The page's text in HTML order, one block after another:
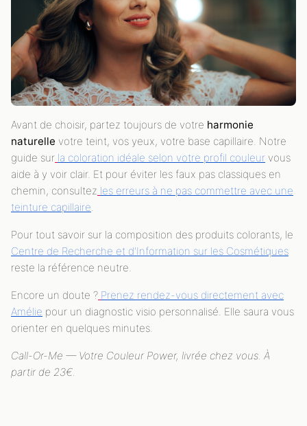
Avant de choisir, partez toujours de votre harmonie
naturelle votre teint, vos yeux, votre base capillaire. Notre
guide sur la coloration idéale selon votre profil couleur vous
aide à y voir clair. Et pour éviter les faux pas classiques en
chemin, consultez les erreurs à ne pas commettre avec une
teinture capillaire.
Pour tout savoir sur la composition des produits colorants, le
Centre de Recherche et d'Information sur les Cosmétiques
reste la référence neutre.
Encore un doute ? Prenez rendez-vous directement avec
Amélie pour un diagnostic visio personnalisé. Elle saura vous
orienter en quelques minutes.
Call-Or-Me — Votre Couleur Power, livrée chez vous. À
partir de 23€.